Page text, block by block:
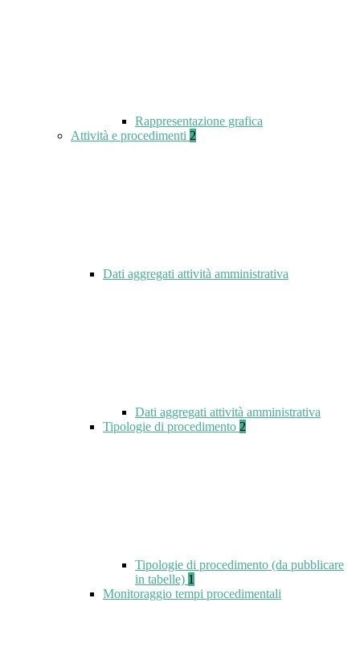
Rappresentazione grafica
Attività e procedimenti 2
Dati aggregati attività amministrativa
Dati aggregati attività amministrativa
Tipologie di procedimento 2
Tipologie di procedimento (da pubblicare
in tabelle) 1
Monitoraggio tempi procedimentali